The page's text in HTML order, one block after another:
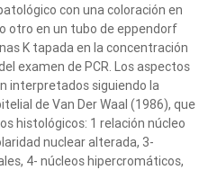
con una coloración en
otro en un tubo de eppendorf
K tapada en la concentración
examen de PCR. Los aspectos
interpretados siguiendo la
de Van Der Waal (1986), que
histológicos: 1 relación núcleo
nuclear alterada, 3-
4- núcleos hipercromáticos,